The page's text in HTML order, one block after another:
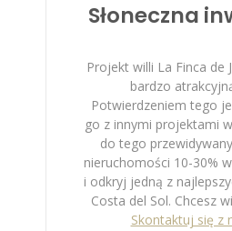
Słoneczna
Projekt willi La Finca de
bardzo
Potwierdzeniem tego
go z innymi projektami
do tego
nieruchomości 10-30%
i odkryj jedną z
Costa del Sol. Chcesz
Skontaktuj się z